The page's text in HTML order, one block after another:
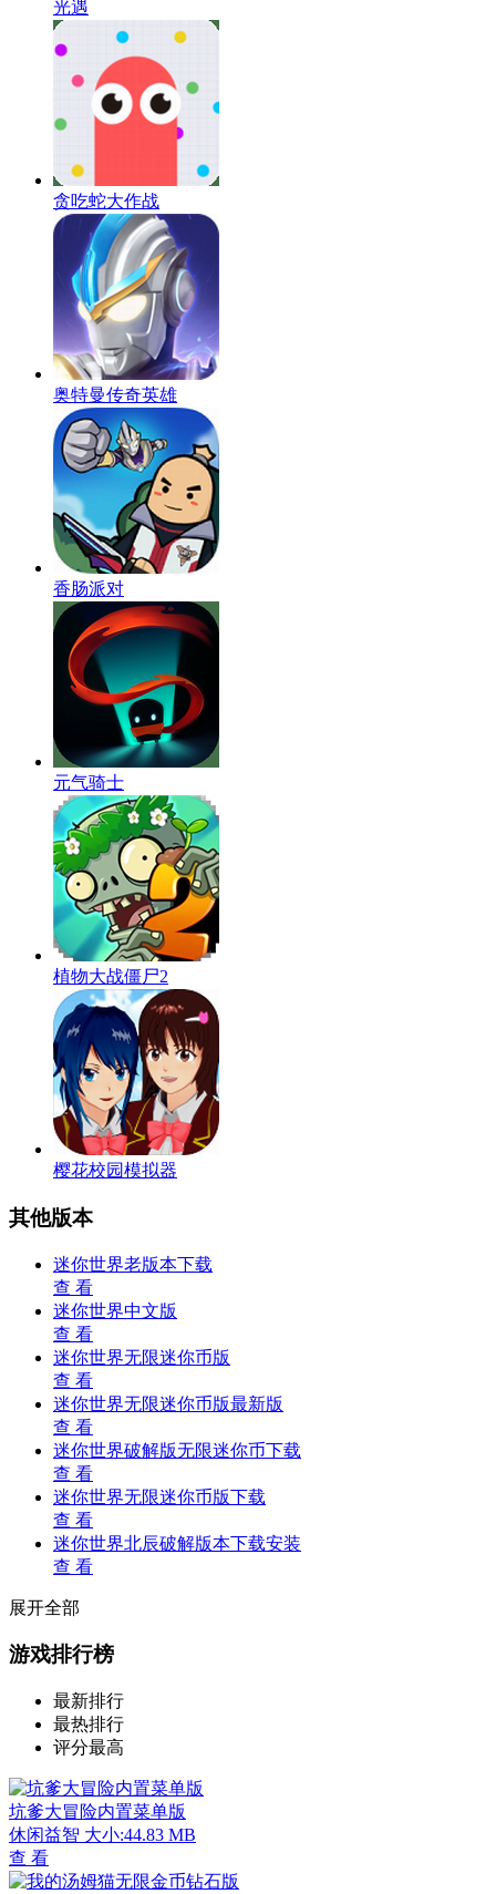
光遇
贪吃蛇大作战
奥特曼传奇英雄
香肠派对
元气骑士
植物大战僵尸2
樱花校园模拟器
其他版本
迷你世界老版本下载
查 看
迷你世界中文版
查 看
迷你世界无限迷你币版
查 看
迷你世界无限迷你币版最新版
查 看
迷你世界破解版无限迷你币下载
查 看
迷你世界无限迷你币版下载
查 看
迷你世界北辰破解版本下载安装
查 看
展开全部
游戏排行榜
最新排行
最热排行
评分最高
坑爹大冒险内置菜单版
休闲益智 大小:44.83 MB
查 看